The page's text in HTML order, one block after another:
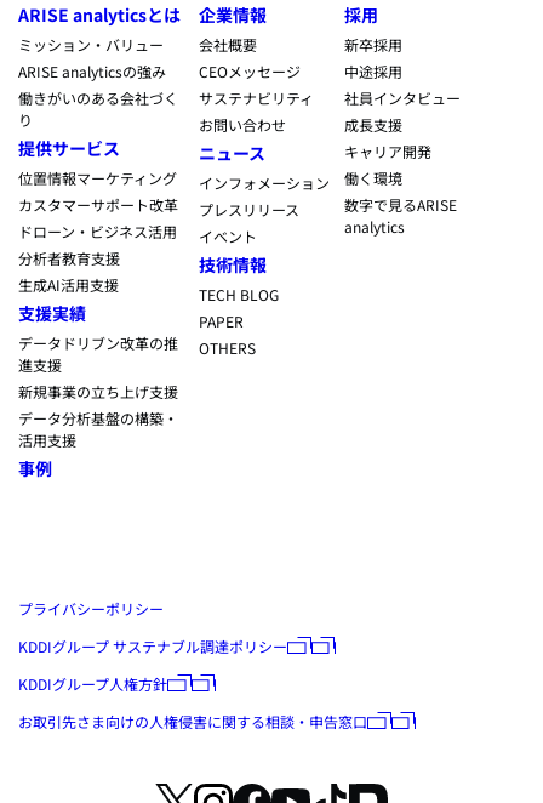
プライバシーポリシー
KDDIグループ サステナブル調達ポリシー
KDDIグループ人権方針
お取引先さま向けの人権侵害に関する相談・申告窓口
ARISE analyticsとは
ミッション・バリュー
ARISE analyticsの強み
働きがいのある会社づく
り
提供サービス
位置情報マーケティング
カスタマーサポート改革
ドローン・ビジネス活用
分析者教育支援
生成AI活用支援
支援実績
データドリブン改革の推
進支援
新規事業の立ち上げ支援
データ分析基盤の構築・
活用支援
事例
企業情報
会社概要
CEOメッセージ
サステナビリティ
お問い合わせ
ニュース
インフォメーション
プレスリリース
イベント
技術情報
TECH BLOG
PAPER
OTHERS
採用
新卒採用
中途採用
社員インタビュー
成長支援
キャリア開発
働く環境
数字で見るARISE
analytics